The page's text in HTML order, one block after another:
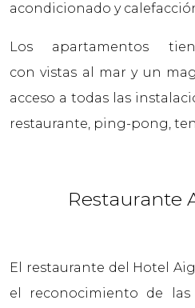
acondicionado y
Los apartamentos
con vistas al mar y un
acceso a todas las
restaurante, ping-pong,
Restaurante
El restaurante del Hotel
el reconocimiento de